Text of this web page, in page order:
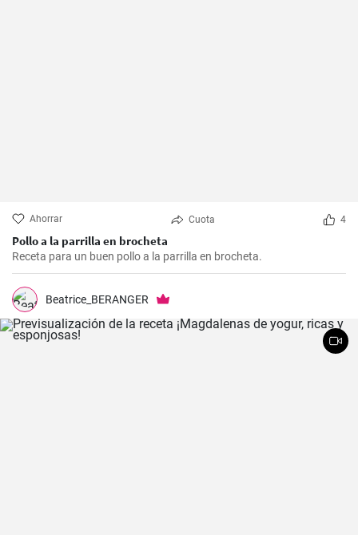
Ahorrar Cuota 4
Pollo a la parrilla en brocheta
Receta para un buen pollo a la parrilla en brocheta.
Beatrice_BERANGER